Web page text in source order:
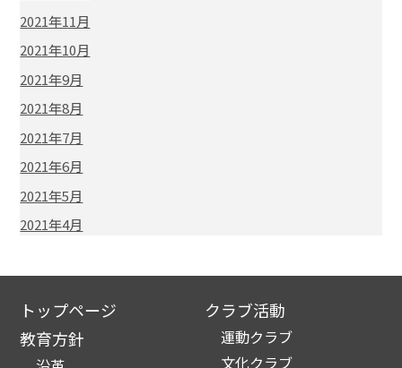
2021年11月
2021年10月
2021年9月
2021年8月
2021年7月
2021年6月
2021年5月
2021年4月
トップページ
教育方針
クラブ活動
運動クラブ
文化クラブ